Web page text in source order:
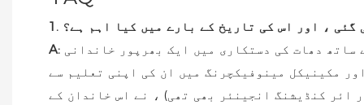
گئی ، اور اس کی تاریخ کے بارے میں کیا اہم ہے؟
A: تھا۔ اس کی اہمیت جدید جدت کے ساتھ دھات کی دستکاری میں ایک بھرپور خاندانی
مکینیکل مینوفیکچرنگ میں ان کی اپنی تعلیم سے
ائر کنڈیشنگ انجینئر بھی تھی) ، نے اس خاندان کے